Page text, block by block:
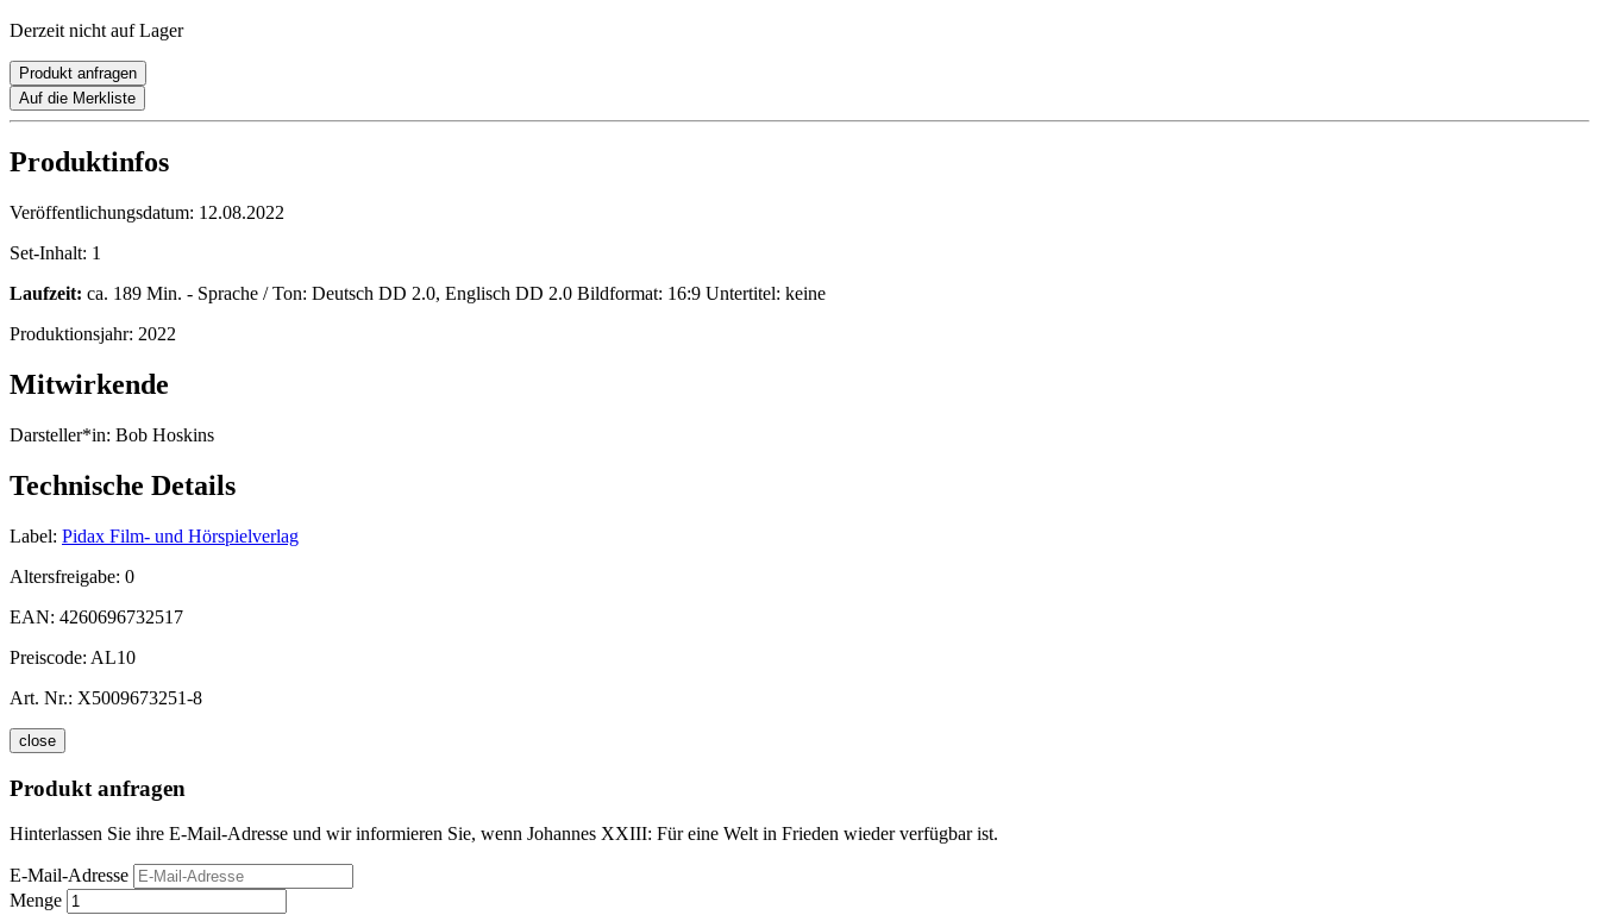
Derzeit nicht auf Lager
Produkt anfragen
Auf die Merkliste
Produktinfos
Veröffentlichungsdatum: 12.08.2022
Set-Inhalt: 1
Laufzeit: ca. 189 Min. - Sprache / Ton: Deutsch DD 2.0, Englisch DD 2.0 Bildformat: 16:9 Untertitel: keine
Produktionsjahr: 2022
Mitwirkende
Darsteller*in: Bob Hoskins
Technische Details
Label: Pidax Film- und Hörspielverlag
Altersfreigabe: 0
EAN: 4260696732517
Preiscode: AL10
Art. Nr.: X5009673251-8
close
Produkt anfragen
Hinterlassen Sie ihre E-Mail-Adresse und wir informieren Sie, wenn Johannes XXIII: Für eine Welt in Frieden wieder verfügbar ist.
E-Mail-Adresse
Menge